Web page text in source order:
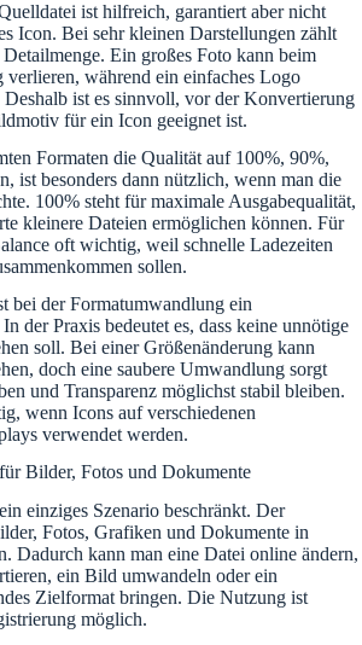
ist hilfreich, garantiert aber nicht
Icon. Bei sehr kleinen Darstellungen zählt
Ein großes Foto kann beim
während ein einfaches Logo
Deshalb ist es sinnvoll, vor der Konvertierung
für ein Icon geeignet ist.
Formaten die Qualität auf 100%, 90%,
ist besonders dann nützlich, wenn man die
100% steht für maximale Ausgabequalität,
kleinere Dateien ermöglichen können. Für
oft wichtig, weil schnelle Ladezeiten
sollen.
bei der Formatumwandlung ein
der Praxis bedeutet es, dass keine unnötige
soll. Bei einer Größenänderung kann
doch eine saubere Umwandlung sorgt
und Transparenz möglichst stabil bleiben.
wenn Icons auf verschiedenen
verwendet werden.
Bilder, Fotos und Dokumente
einziges Szenario beschränkt. Der
Fotos, Grafiken und Dokumente in
Dadurch kann man eine Datei online ändern,
ein Bild umwandeln oder ein
Zielformat bringen. Die Nutzung ist
möglich.